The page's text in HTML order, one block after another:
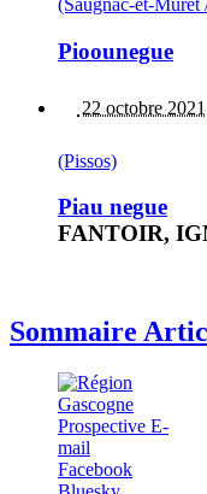
(Saugnac-et-Muret
Pioounegue
22 octobre 2021
(Pissos)
Piau negue
FANTOIR,
Sommaire